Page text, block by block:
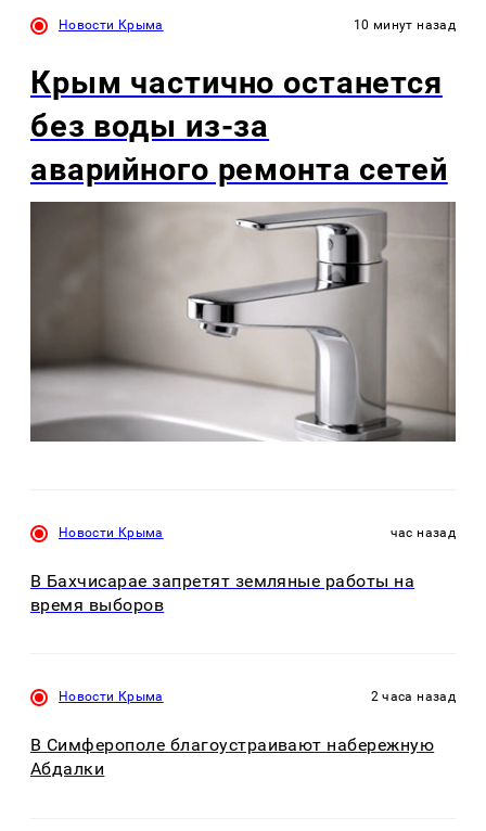
Новости Крыма 10 минут назад
Крым частично останется
без воды из-за
аварийного ремонта сетей
Новости Крыма час назад
В Бахчисарае запретят земляные работы на
время выборов
Новости Крыма 2 часа назад
В Симферополе благоустраивают набережную
Абдалки